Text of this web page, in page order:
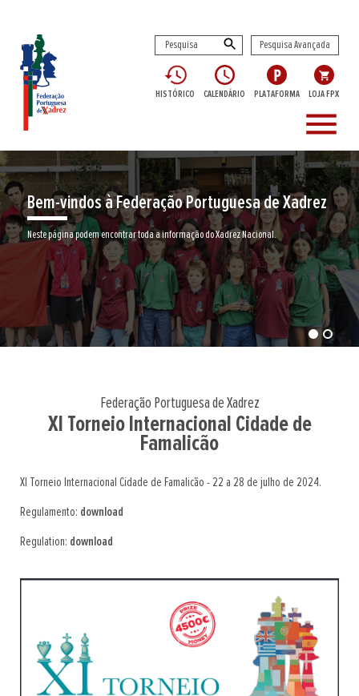
Pesquisa Avançada
HISTÓRICO CALENDÁRIO PLATAFORMA LOJA FPX
menu
Bem-vindos à Federação Portuguesa de Xadrez
Neste página podem encontrar toda a informação do Xadrez Nacional.
Federação Portuguesa de Xadrez
XI Torneio Internacional Cidade de
Famalicão
XI Torneio Internacional Cidade de Famalicão - 22 a 28 de julho de 2024.
Regulamento: download
Regulation: download